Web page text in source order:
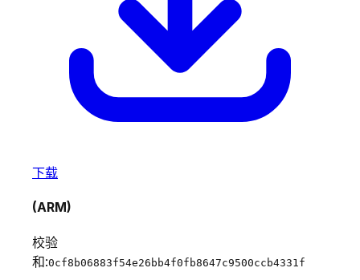
下载
(ARM)
校验
和:0cf8b06883f54e26bb4f0fb8647c9500ccb4331f